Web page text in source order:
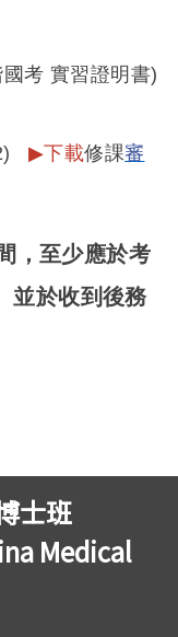
考 實習證明書)
▶下載修課審
，至少應於考
並於收到後務
士班
Medical